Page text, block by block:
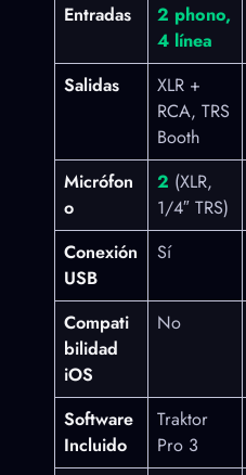
Entradas
2 phono,
4 línea
Salidas
XLR +
RCA, TRS
Booth
Micrófon
o
2 (XLR,
1/4″ TRS)
Conexión
USB
Sí
Compati
bilidad
iOS
No
Software
Incluido
Traktor
Pro 3